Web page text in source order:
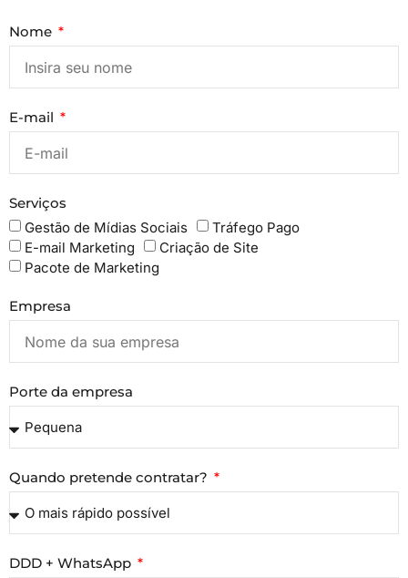
Nome
E-mail
Serviços
Gestão de Mídias Sociais
Tráfego Pago
E-mail Marketing
Criação de Site
Pacote de Marketing
Empresa
Porte da empresa
Quando pretende contratar?
DDD + WhatsApp